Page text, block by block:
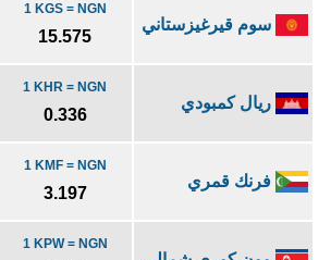
سوم قيرغيزستاني
1 KGS = NGN
15.575
ريال كمبودي
1 KHR = NGN
0.336
فرنك قمري
1 KMF = NGN
3.197
1 KPW = NGN